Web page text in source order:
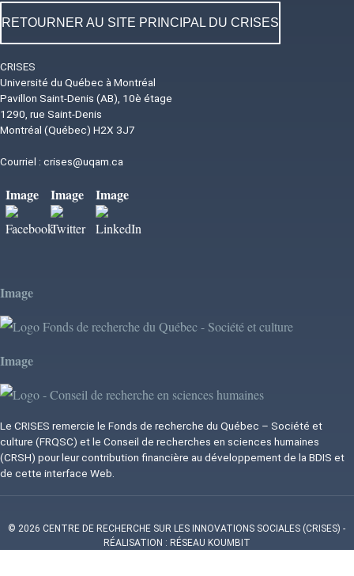
RETOURNER AU SITE PRINCIPAL DU CRISES
CRISES
Université du Québec à Montréal
Pavillon Saint-Denis (AB), 10è étage
1290, rue Saint-Denis
Montréal (Québec) H2X 3J7
Courriel : crises@uqam.ca
Image Image Image
Image
Image
Le CRISES remercie le Fonds de recherche du Québec – Société et
culture (FRQSC) et le Conseil de recherches en sciences humaines
(CRSH) pour leur contribution financière au développement de la BDIS et
de cette interface Web.
© 2026 CENTRE DE RECHERCHE SUR LES INNOVATIONS SOCIALES (CRISES)-
RÉALISATION : RÉSEAU KOUMBIT